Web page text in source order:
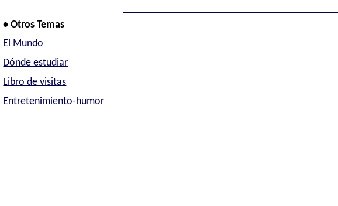
• Otros Temas
El Mundo
Dónde estudiar
Libro de visitas
Entretenimiento-humor